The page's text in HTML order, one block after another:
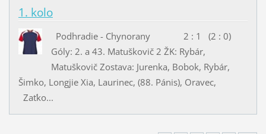
1. kolo
Podhradie - Chynorany 2 : 1 (2 : 0)
Góly: 2. a 43. Matuškovič 2 ŽK: Rybár,
Matuškovič Zostava: Jurenka, Bobok, Rybár,
Šimko, Longjie Xia, Laurinec, (88. Pánis), Oravec,
Zaťko...